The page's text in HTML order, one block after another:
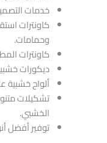
خدمات
كاونترات
وحمامات.
كاونترات
ديكورات
ألواح خشبية
تشكيلات
الخشبي.
توفير أفضل